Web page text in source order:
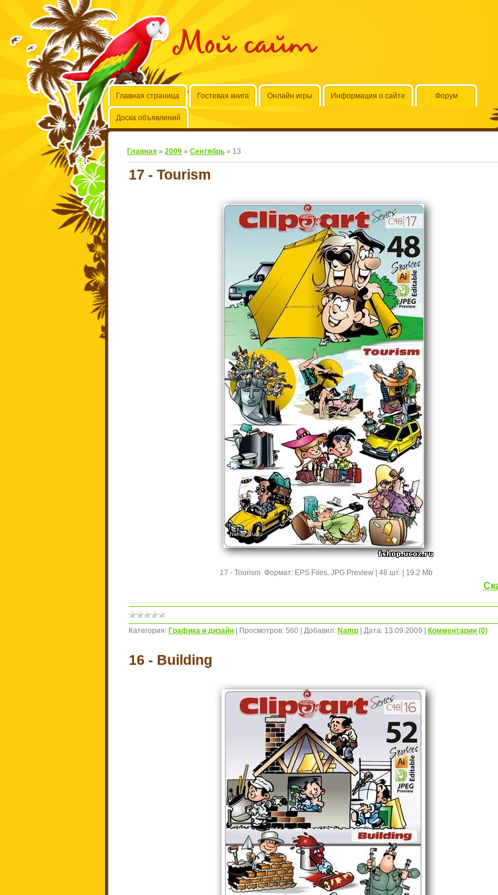
Мой сайт
Главная страница Гостевая книга Онлайн игры Информация о сайте Форум
Доска объявлений
Главная » 2009 » Сентябрь » 13
17 - Tourism
17 - Tourism Формат: EPS Files, JPG Preview | 48 шт. | 19.2 Mb
Категория: Графика и дизайн Просмотров: 560 Добавил: Namp Дата: 13.09.2009 Комментарии (0)
16 - Building